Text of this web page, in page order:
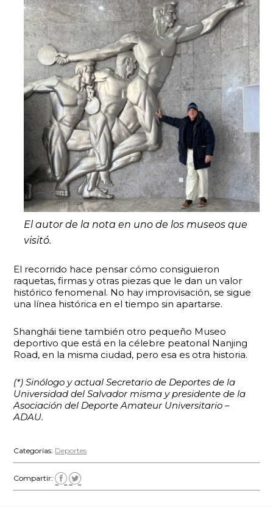
El autor de la nota en uno de los museos que
visitó.
El recorrido hace pensar cómo consiguieron
raquetas, firmas y otras piezas que le dan un valor
histórico fenomenal. No hay improvisación, se sigue
una línea histórica en el tiempo sin apartarse.
Shanghái tiene también otro pequeño Museo
deportivo que está en la célebre peatonal Nanjing
Road, en la misma ciudad, pero esa es otra historia.
(*) Sinólogo y actual Secretario de Deportes de la
Universidad del Salvador misma y presidente de la
Asociación del Deporte Amateur Universitario –
ADAU.
Categorías: Deportes
Compartir: